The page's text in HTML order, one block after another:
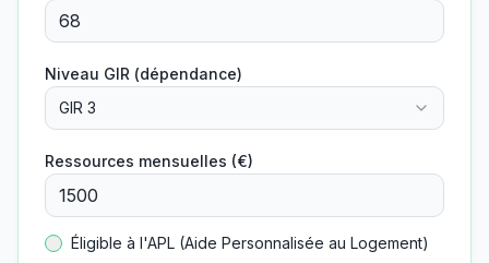
Niveau GIR (dépendance)
GIR 3
Ressources mensuelles (€)
Éligible à l'APL (Aide Personnalisée au Logement)